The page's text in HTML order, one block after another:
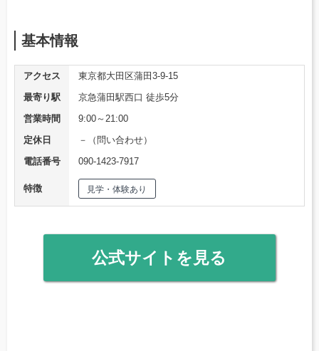
基本情報
アクセス
東京都大田区蒲田3-9-15
最寄り駅
京急蒲田駅西口 徒歩5分
営業時間
9:00～21:00
定休日
－（問い合わせ）
電話番号
090-1423-7917
特徴 見学・体験あり
公式サイトを見る